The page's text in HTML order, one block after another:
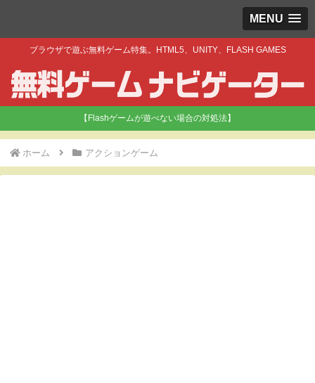
MENU
ブラウザで遊ぶ無料ゲーム特集。HTML5、UNITY、FLASH GAMES
【Flashゲームが遊べない場合の対処法】
ホーム アクションゲーム